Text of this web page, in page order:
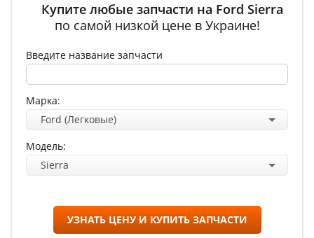
Купите любые запчасти на Ford Sierra
по самой низкой цене в Украине!
Введите название запчасти
Марка:
Ford (Легковые)
Модель:
Sierra
УЗНАТЬ ЦЕНУ И КУПИТЬ ЗАПЧАСТИ